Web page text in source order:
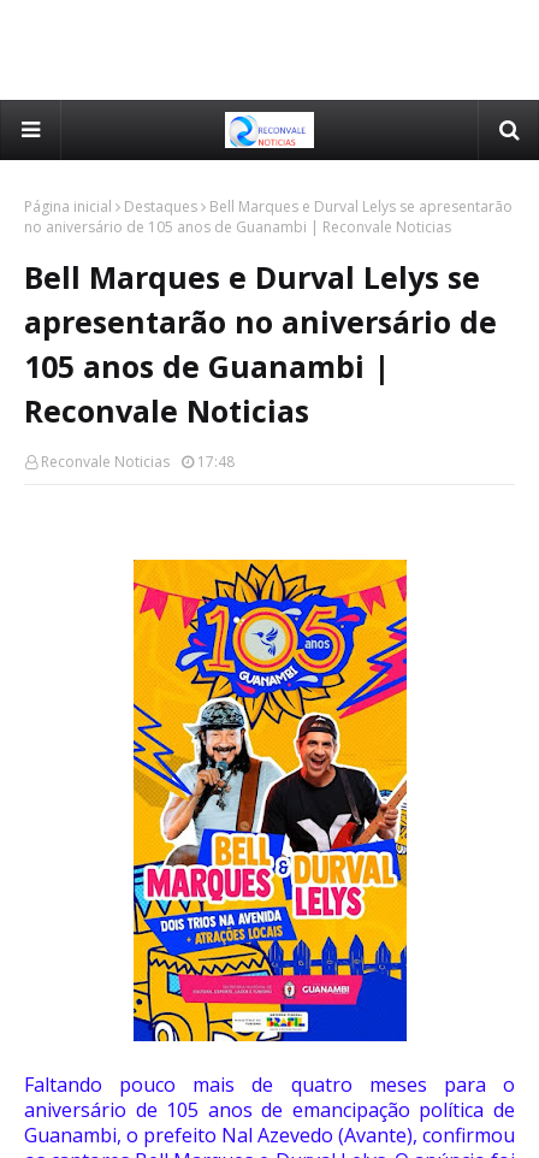
Página inicial Destaques
Bell Marques e Durval Lelys se apresentarão
no aniversário de 105 anos de Guanambi | Reconvale Noticias
Bell Marques e Durval Lelys se
apresentarão no aniversário de
105 anos de Guanambi |
Reconvale Noticias
Reconvale Noticias 17:48
Faltando pouco mais de quatro meses para o
aniversário de 105 anos de emancipação política de
Guanambi, o prefeito Nal Azevedo (Avante), confirmou